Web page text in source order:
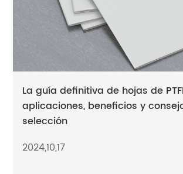
La guía definitiva de hojas de
aplicaciones, beneficios y
selección
2024,10,17